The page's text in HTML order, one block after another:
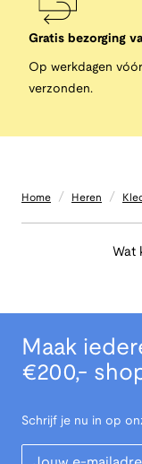
Gratis bezorging
Op werkdagen
verzonden.
Home / Heren /
Wat
Maak
€200,-
Schrijf je nu in op
Your Email